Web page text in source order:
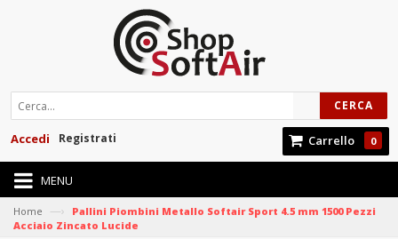
CERCA
Carrello 0
Registrati
Accedi
MENU
Home —›
Pallini Piombini Metallo Softair Sport 4.5 mm 1500 Pezzi
Acciaio Zincato Lucide